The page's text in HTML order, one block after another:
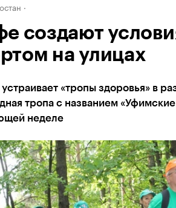
создают
на улицах
«тропы здоровья» в
тропа с названием
неделе